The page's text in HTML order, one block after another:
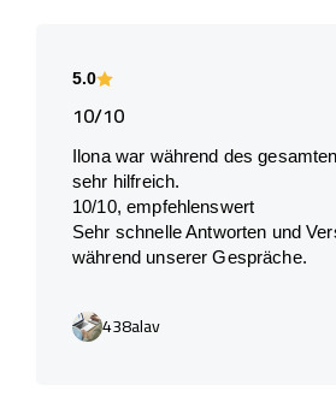
5.0
10/10
Ilona war während des
sehr hilfreich.
10/10, empfehlenswert
Sehr schnelle Antworten und
während unserer Gespräche.
438alav